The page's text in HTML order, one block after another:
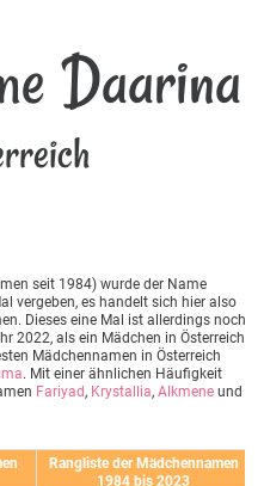
Daarina
seit 1984) wurde der Name
vergeben, es handelt sich hier also
Dieses eine Mal ist allerdings noch
2022, als ein Mädchen in Österreich
Mädchennamen in Österreich
. Mit einer ähnlichen Häufigkeit
Fariyad, Krystallia, Alkmene und
Rangliste der Mädchennamen
1984 bis 2023